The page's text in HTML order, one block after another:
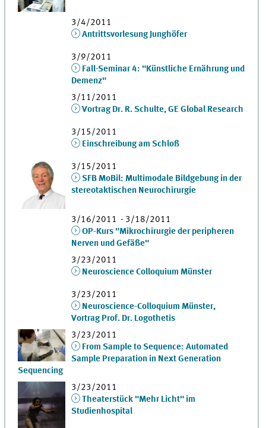
3/4/2011
Antrittsvorlesung Junghöfer
3/9/2011
Fall-Seminar 4: "Künstliche Ernährung und
Demenz"
3/11/2011
Vortrag Dr. R. Schulte, GE Global Research
3/15/2011
Einschreibung am Schloß
3/15/2011
SFB MoBil: Multimodale Bildgebung in der
stereotaktischen Neurochirurgie
3/16/2011 - 3/18/2011
OP-Kurs "Mikrochirurgie der peripheren
Nerven und Gefäße"
3/23/2011
Neuroscience Colloquium Münster
3/23/2011
Neuroscience-Colloquium Münster,
Vortrag Prof. Dr. Logothetis
3/23/2011
From Sample to Sequence: Automated
Sample Preparation in Next Generation
Sequencing
3/23/2011
Theaterstück "Mehr Licht" im
Studienhospital